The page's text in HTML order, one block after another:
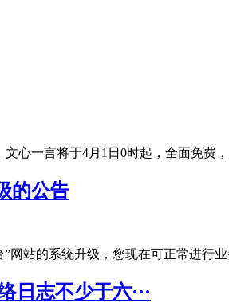
心一言将于4月1日0时起，全面免费，
的公告
网站的系统升级，您现在可正常进行
志不少于六···